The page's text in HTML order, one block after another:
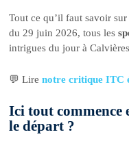
Tout ce qu’il faut savoir
du 29 juin 2026, tous les
intrigues du jour à
💬 Lirenotre critique ITC
Ici tout commence
le départ ?